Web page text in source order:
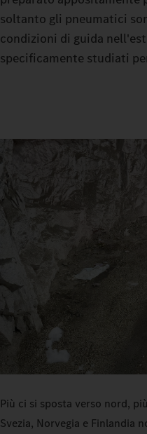
soltanto gli pneumatici
condizioni di guida
specificamente studiati
Più ci si sposta verso nord,
Svezia, Norvegia e Finlandia